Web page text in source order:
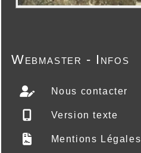
Webmaster - Infos
Nous contacter
Version texte
Mentions Légales